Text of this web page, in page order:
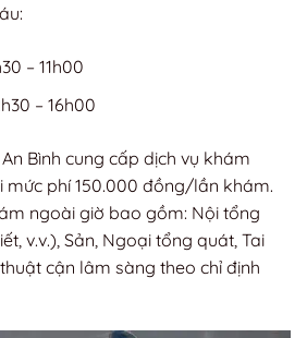
– 11h00
– 16h00
Bình cung cấp dịch vụ khám
mức phí 150.000 đồng/lần khám.
ngoài giờ bao gồm: Nội tổng
v.v.), Sản, Ngoại tổng quát, Tai
cận lâm sàng theo chỉ định